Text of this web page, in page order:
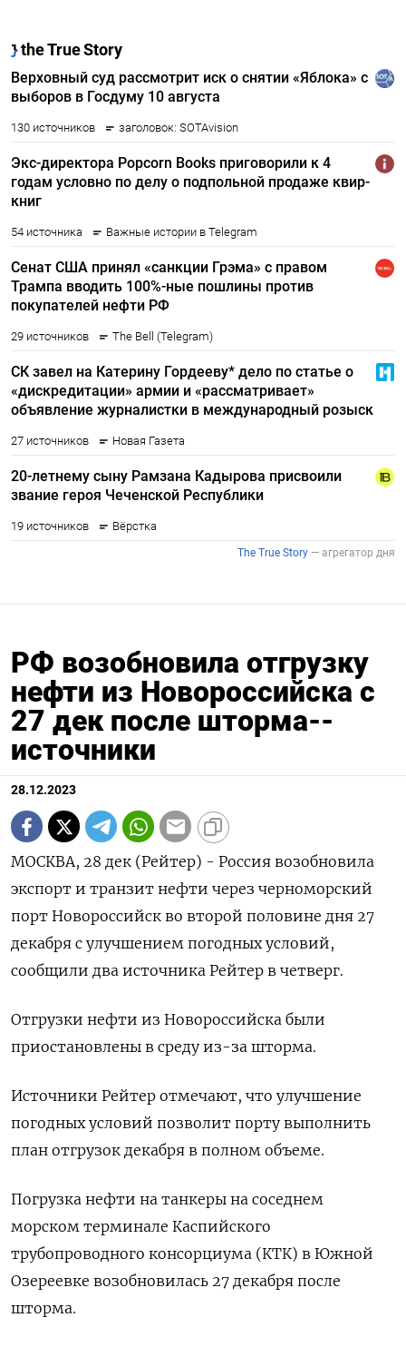
РФ возобновила отгрузку
нефти из Новороссийска с
27 дек после шторма--
источники
28.12.2023
МОСКВА, 28 дек (Рейтер) - Россия возобновила
экспорт и транзит нефти через черноморский
порт Новороссийск во второй половине дня 27
декабря с улучшением погодных условий,
сообщили два источника Рейтер в четверг.
Отгрузки нефти из Новороссийска были
приостановлены в среду из-за шторма.
Источники Рейтер отмечают, что улучшение
погодных условий позволит порту выполнить
план отгрузок декабря в полном объеме.
Погрузка нефти на танкеры на соседнем
морском терминале Каспийского
трубопроводного консорциума (КТК) в Южной
Озереевке возобновилась 27 декабря после
шторма.